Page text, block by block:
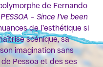
de Fernando
PESSOA – Since I’ve been
de l’esthétique si
scénique, sa
imagination sans
Pessoa et des ses